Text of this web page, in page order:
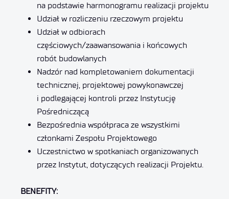
na podstawie harmonogramu realizacji projektu
Udział w rozliczeniu rzeczowym projektu
Udział w odbiorach
częściowych/zaawansowania i końcowych
robót budowlanych
Nadzór nad kompletowaniem dokumentacji
technicznej, projektowej powykonawczej
i podlegającej kontroli przez Instytucję
Pośredniczącą
Bezpośrednia współpraca ze wszystkimi
członkami Zespołu Projektowego
Uczestnictwo w spotkaniach organizowanych
przez Instytut, dotyczących realizacji Projektu.
BENEFITY: